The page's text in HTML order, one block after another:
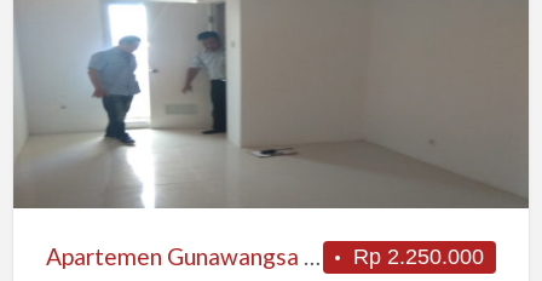
Surabaya
Rp 2.250.000
Apartemen Gunawangsa Tidar Surabaya